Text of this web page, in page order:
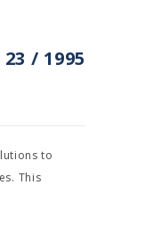
/ 1995
to
This